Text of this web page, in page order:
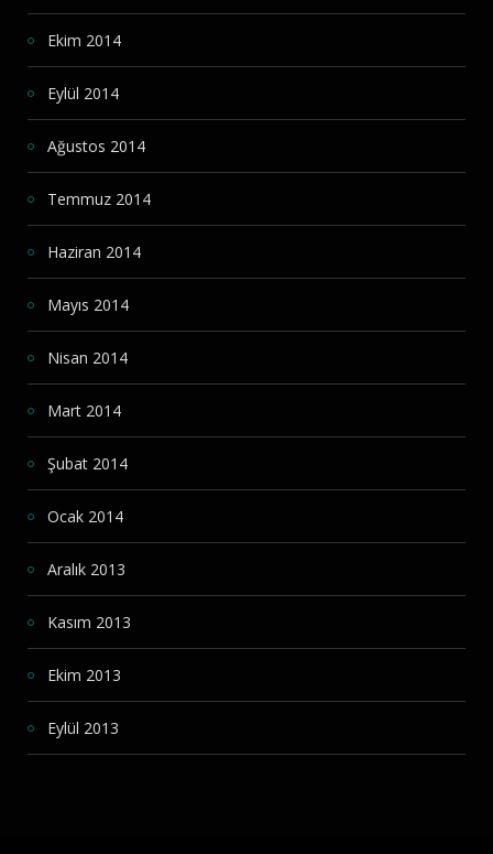
Ekim 2014
Eylül 2014
Ağustos 2014
Temmuz 2014
Haziran 2014
Mayıs 2014
Nisan 2014
Mart 2014
Şubat 2014
Ocak 2014
Aralık 2013
Kasım 2013
Ekim 2013
Eylül 2013